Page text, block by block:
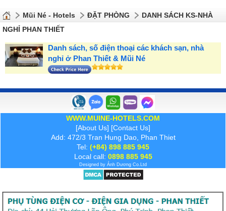
Mũi Né - Hotels ĐẶT PHÒNG
DANH SÁCH KS-NHÀ
NGHỈ PHAN THIẾT
Danh sách, số điện thoại các khách sạn, nhà
nghỉ ở Phan Thiết & Mũi Né
WWW.MUINE-HOTELS.COM
[About Us] [Contact Us]
Add: 472/3 Tran Hung Dao, Phan Thiet
Tel: (+84) 898 885 945
Local call: 0898 885 945
Designed by Ánh Dương Co.Ltd